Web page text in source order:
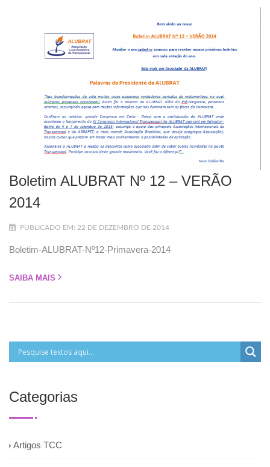
Boletim ALUBRAT Nº 12 – VERÃO
2014
PUBLICADO EM: 22 DE DEZEMBRO DE 2014
Boletim-ALUBRAT-Nº12-Primavera-2014
SAIBA MAIS
Categorias
Artigos TCC